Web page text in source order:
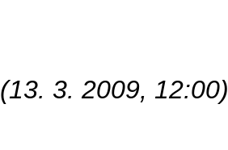
(13. 3. 2009, 12:00)